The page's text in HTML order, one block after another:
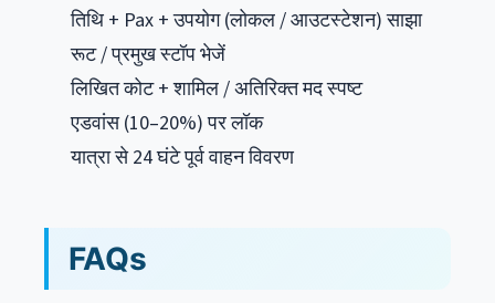
तिथि + Pax + उपयोग (लोकल / आउटस्टेशन) साझा
रूट / प्रमुख स्टॉप भेजें
लिखित कोट + शामिल / अतिरिक्त मद स्पष्ट
एडवांस (10–20%) पर लॉक
यात्रा से 24 घंटे पूर्व वाहन विवरण
FAQs